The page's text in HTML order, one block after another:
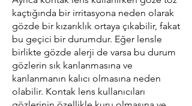
kaçtığında bir irritasyona neden olarak
gözde bir kızarıklık ortaya çıkabilir, fakat
bu geçici bir durumdur. Eğer lensle
birlikte gözde alerji de varsa bu durum
gözlerin sık kanlanmasına ve
kanlanmanın kalıcı olmasına neden
olabilir. Kontak lens kullanıcıları